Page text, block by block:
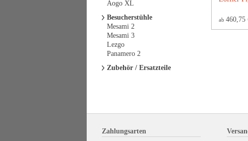
ab 460,75
Aogo XL
Besucherstühle
Mesami 2
Mesami 3
Lezgo
Panamero 2
Zubehör / Ersatzteile
Zahlungsarten